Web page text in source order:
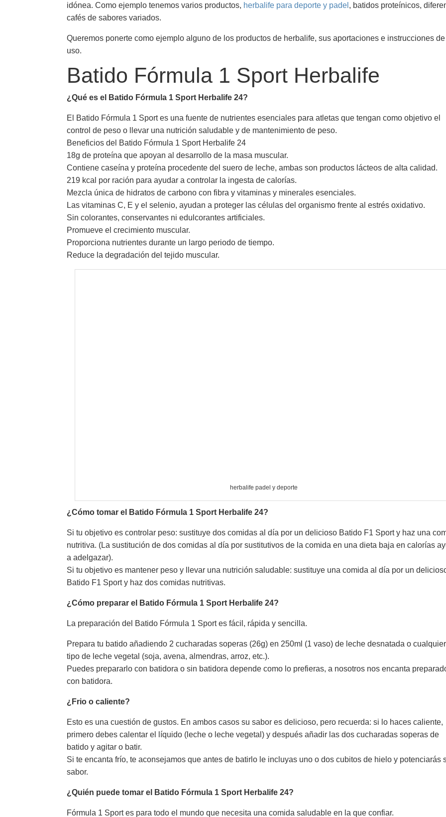
idónea. Como ejemplo tenemos varios productos, herbalife para deporte y padel , batidos proteínicos,
cafés de sabores variados.
Queremos ponerte como ejemplo alguno de los productos de herbalife, sus aportaciones e instrucciones de
uso.
Batido Fórmula 1 Sport Herbalife
¿Qué es el Batido Fórmula 1 Sport Herbalife 24?
El Batido Fórmula 1 Sport es una fuente de nutrientes esenciales para atletas que tengan como objetivo el
control de peso o llevar una nutrición saludable y de mantenimiento de peso.
Beneficios del Batido Fórmula 1 Sport Herbalife 24
18g de proteína que apoyan al desarrollo de la masa muscular.
Contiene caseína y proteína procedente del suero de leche, ambas son productos lácteos de alta calidad.
219 kcal por ración para ayudar a controlar la ingesta de calorías.
Mezcla única de hidratos de carbono con fibra y vitaminas y minerales esenciales.
Las vitaminas C, E y el selenio, ayudan a proteger las células del organismo frente al estrés oxidativo.
Sin colorantes, conservantes ni edulcorantes artificiales.
Promueve el crecimiento muscular.
Proporciona nutrientes durante un largo periodo de tiempo.
Reduce la degradación del tejido muscular.
herbalife padel y deporte
¿Cómo tomar el Batido Fórmula 1 Sport Herbalife 24?
Si tu objetivo es controlar peso: sustituye dos comidas al día por un delicioso Batido F1 Sport y haz una
nutritiva. (La sustitución de dos comidas al día por sustitutivos de la comida en una dieta baja en calorías
a adelgazar).
Si tu objetivo es mantener peso y llevar una nutrición saludable: sustituye una comida al día por un
Batido F1 Sport y haz dos comidas nutritivas.
¿Cómo preparar el Batido Fórmula 1 Sport Herbalife 24?
La preparación del Batido Fórmula 1 Sport es fácil, rápida y sencilla.
Prepara tu batido añadiendo 2 cucharadas soperas (26g) en 250ml (1 vaso) de leche desnatada o cualquier
tipo de leche vegetal (soja, avena, almendras, arroz, etc.).
Puedes prepararlo con batidora o sin batidora depende como lo prefieras, a nosotros nos encanta
con batidora.
¿Frio o caliente?
Esto es una cuestión de gustos. En ambos casos su sabor es delicioso, pero recuerda: si lo haces caliente,
primero debes calentar el líquido (leche o leche vegetal) y después añadir las dos cucharadas soperas de
batido y agitar o batir.
Si te encanta frío, te aconsejamos que antes de batirlo le incluyas uno o dos cubitos de hielo y potenciarás
sabor.
¿Quién puede tomar el Batido Fórmula 1 Sport Herbalife 24?
Fórmula 1 Sport es para todo el mundo que necesita una comida saludable en la que confiar.